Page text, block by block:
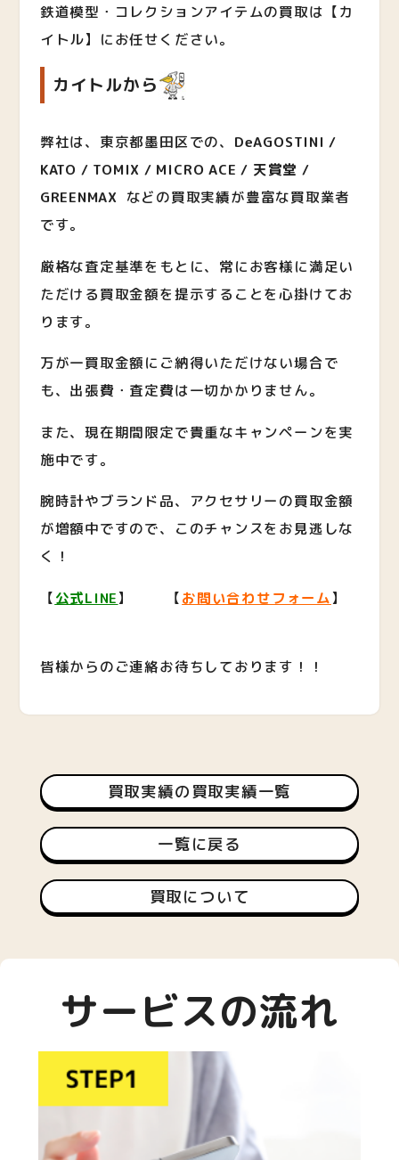
鉄道模型・コレクションアイテムの買取は【カ
イトル】にお任せください。
カイトルから
弊社は、東京都墨田区での、 DeAGOSTINI /
KATO / TOMIX / MICRO ACE / 天賞堂 /
GREENMAX などの買取実績が豊富な買取業者
です。
厳格な査定基準をもとに、常にお客様に満足い
ただける買取金額を提示することを心掛けてお
ります。
万が一買取金額にご納得いただけない場合で
も、出張費・査定費は一切かかりません。
また、現在期間限定で貴重なキャンペーンを実
施中です。
腕時計やブランド品、アクセサリーの買取金額
が増額中ですので、このチャンスをお見逃しな
く！
【公式LINE】 【お問い合わせフォーム】
皆様からのご連絡お待ちしております！！
買取実績の買取実績一覧
一覧に戻る
買取について
サービスの流れ